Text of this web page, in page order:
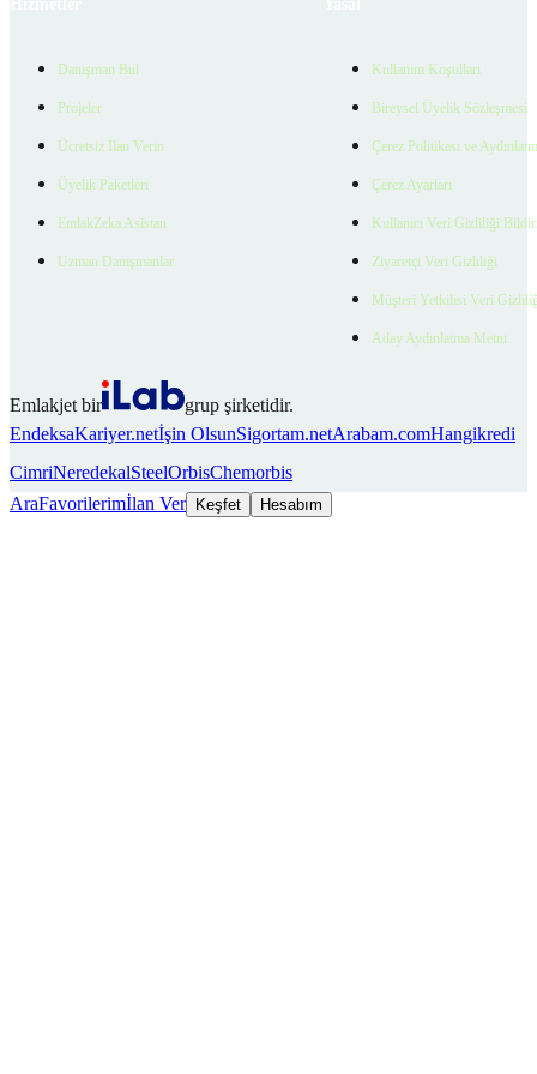
Danışman Bul
Projeler
Ücretsiz İlan Verin
Üyelik Paketleri
EmlakZeka Asistan
Uzman Danışmanlar
Kullanım Koşulları
Bireysel Üyelik Sözleşmesi
Çerez Politikası ve
Çerez Ayarları
Kullanıcı Veri Gizliliği
Ziyaretçi Veri Gizliliği
Müşteri Yetkilisi Veri
Aday Aydınlatma Metni
Emlakjet bir
grup şirketidir.
EndeksaKariyer.netİşin OlsunSigortam.netArabam.comHangikredi
CimriNeredekalSteelOrbisChemorbis
AraFavorilerimİlan Ver Keşfet Hesabım